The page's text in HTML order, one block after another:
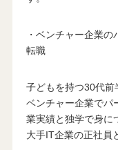
・ベンチャー企業
転職
子どもを持つ30代前
ベンチャー企業でパ
業実績と独学で身に
大手IT企業の正社員